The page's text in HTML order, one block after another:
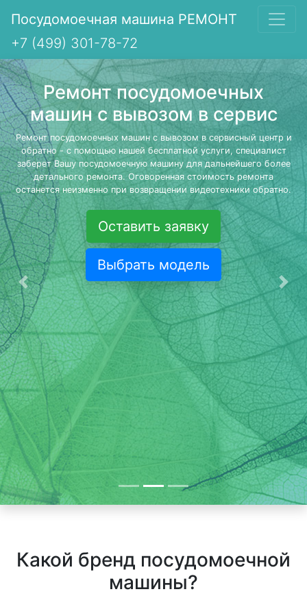
Посудомоечная машина РЕМОНТ
+7 (499) 301-78-72
Ремонт посудомоечных
машин с вывозом в сервис
Ремонт посудомоечных машин с вывозом в сервисный центр и
обратно - с помощью нашей бесплатной услуги, специалист
заберет Вашу посудомоечную машину для дальнейшего более
детального ремонта. Оговоренная стоимость ремонта
останется неизменно при возвращении видеотехники обратно.
Оставить заявку
Выбрать модель
Предыдущая
Какой бренд посудомоечной
машины?